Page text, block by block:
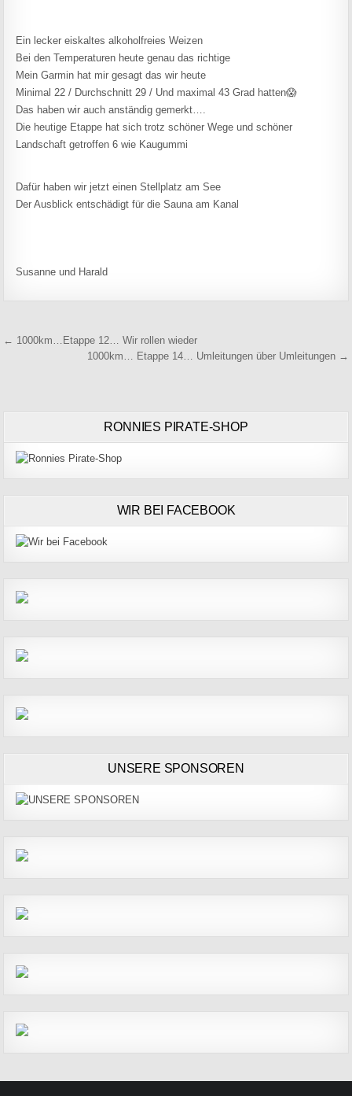
Ein lecker eiskaltes alkoholfreies Weizen
Bei den Temperaturen heute genau das richtige
Mein Garmin hat mir gesagt das wir heute
Minimal 22 / Durchschnitt 29 / Und maximal 43 Grad hatten😱
Das haben wir auch anständig gemerkt….
Die heutige Etappe hat sich trotz schöner Wege und schöner
Landschaft getroffen 6 wie Kaugummi
Dafür haben wir jetzt einen Stellplatz am See
Der Ausblick entschädigt für die Sauna am Kanal
Susanne und Harald
Beitragsnavigation
← 1000km…Etappe 12… Wir rollen wieder
1000km… Etappe 14… Umleitungen über Umleitungen →
RONNIES PIRATE-SHOP
WIR BEI FACEBOOK
UNSERE SPONSOREN